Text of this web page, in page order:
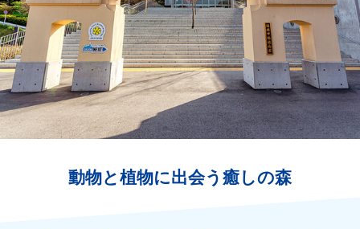
動物と植物に出会う癒しの森